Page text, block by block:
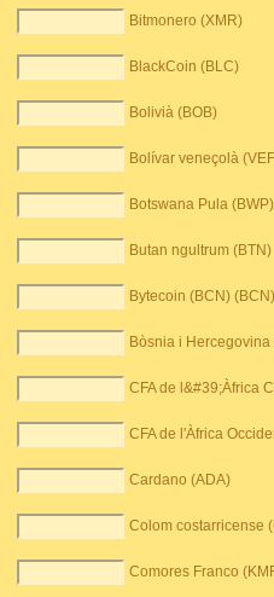
Bitmonero (XMR)
BlackCoin (BLC)
Bolivià (BOB)
Bolívar veneçolà
Botswana Pula (BWP)
Butan ngultrum (BTN)
Bytecoin (BCN) (BCN)
Bòsnia i
CFA de l&#39;Àfrica
CFA de l'Àfrica
Cardano (ADA)
Colom costarricense
Comores Franco